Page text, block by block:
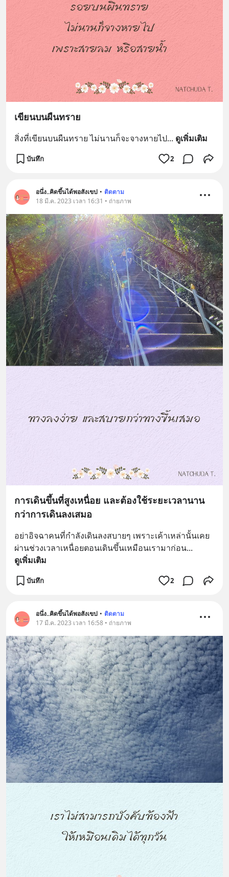
เขียนบนผืนทราย
สิ่งที่เขียนบนผืนทราย ไม่นานก็จะจางหายไป... ดูเพิ่มเติม
บันทึก 2
อนึ่ง..คิดขึ้นได้พอสังเขป • ติดตาม
18 มี.ค. 2023 เวลา 16:31 • ถ่ายภาพ
การเดินขึ้นที่สูงเหนื่อย และต้องใช้ระยะเวลานาน
กว่าการเดินลงเสมอ
อย่าอิจฉาคนที่กำลังเดินลงสบายๆ เพราะเค้าเหล่านั้นเคย
ผ่านช่วงเวลาเหนื่อยตอนเดินขึ้นเหมือนเรามาก่อน...
ดูเพิ่มเติม
บันทึก 2
อนึ่ง..คิดขึ้นได้พอสังเขป • ติดตาม
17 มี.ค. 2023 เวลา 16:58 • ถ่ายภาพ